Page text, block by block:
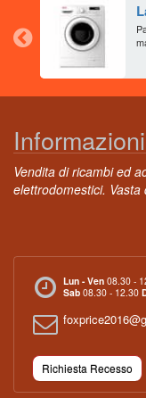
Informazioni
Vendita di ricambi ed
elettrodomestici.
Lun - Ven 08.30 -
Sab 08.30 - 12.30
Richiesta Recesso